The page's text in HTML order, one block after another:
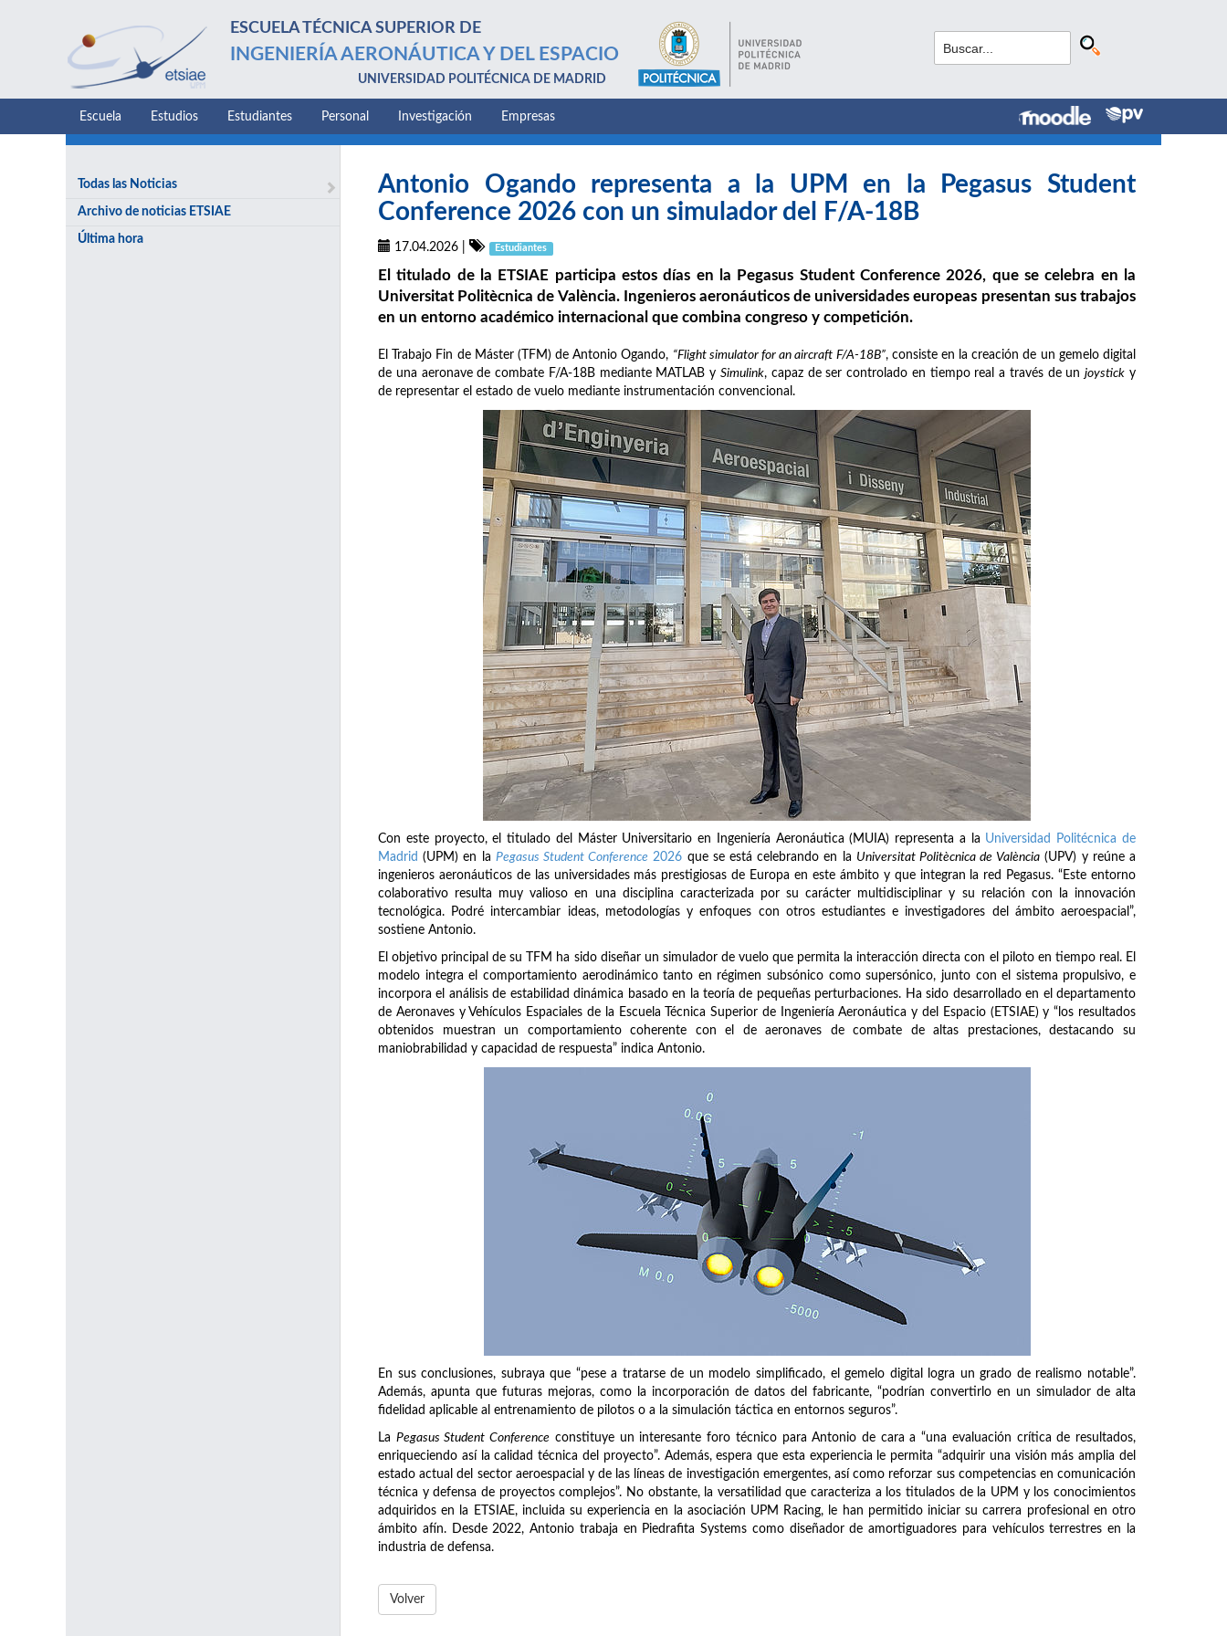
ESCUELA TÉCNICA SUPERIOR DE
INGENIERÍA AERONÁUTICA Y DEL ESPACIO
UNIVERSIDAD POLITÉCNICA DE MADRID
Escuela Estudios Estudiantes Personal Investigación Empresas
Todas las Noticias
Archivo de noticias ETSIAE
Última hora
Antonio Ogando representa a la UPM en la Pegasus Student
Conference 2026 con un simulador del F/A-18B
17.04.2026 Estudiantes
El titulado de la ETSIAE participa estos días en la Pegasus Student Conference 2026, que se celebra en la
Universitat Politècnica de València. Ingenieros aeronáuticos de universidades europeas presentan sus trabajos
en un entorno académico internacional que combina congreso y competición.
El Trabajo Fin de Máster (TFM) de Antonio Ogando, “Flight simulator for an aircraft F/A-18B”, consiste en la creación de un gemelo digital
de una aeronave de combate F/A-18B mediante MATLAB y Simulink, capaz de ser controlado en tiempo real a través de unjoystick y
de representar el estado de vuelo mediante instrumentación convencional.
Con este proyecto, el titulado del Máster Universitario en Ingeniería Aeronáutica (MUIA) representa a la Universidad Politécnica de
Madrid (UPM) en la Pegasus Student Conference 2026 que se está celebrando en la Universitat Politècnica de València (UPV) y reúne a
ingenieros aeronáuticos de las universidades más prestigiosas de Europa en este ámbito y que integran la red Pegasus. “Este entorno
colaborativo resulta muy valioso en una disciplina caracterizada por su carácter multidisciplinar y su relación con la innovación
tecnológica. Podré intercambiar ideas, metodologías y enfoques con otros estudiantes e investigadores del ámbito aeroespacial”,
sostiene Antonio.
El objetivo principal de su TFM ha sido diseñar un simulador de vuelo que permita la interacción directa con el piloto en tiempo real. El
modelo integra el comportamiento aerodinámico tanto en régimen subsónico como supersónico, junto con el sistema propulsivo, e
incorpora el análisis de estabilidad dinámica basado en la teoría de pequeñas perturbaciones. Ha sido desarrollado en el departamento
de Aeronaves y Vehículos Espaciales de la Escuela Técnica Superior de Ingeniería Aeronáutica y del Espacio (ETSIAE) y “los resultados
obtenidos muestran un comportamiento coherente con el de aeronaves de combate de altas prestaciones, destacando su
maniobrabilidad y capacidad de respuesta” indica Antonio.
En sus conclusiones, subraya que “pese a tratarse de un modelo simplificado, el gemelo digital logra un grado de realismo notable”.
Además, apunta que futuras mejoras, como la incorporación de datos del fabricante, “podrían convertirlo en un simulador de alta
fidelidad aplicable al entrenamiento de pilotos o a la simulación táctica en entornos seguros”.
La Pegasus Student Conference constituye un interesante foro técnico para Antonio de cara a “una evaluación crítica de resultados,
enriqueciendo así la calidad técnica del proyecto”. Además, espera que esta experiencia le permita “adquirir una visión más amplia del
estado actual del sector aeroespacial y de las líneas de investigación emergentes, así como reforzar sus competencias en comunicación
técnica y defensa de proyectos complejos”. No obstante, la versatilidad que caracteriza a los titulados de la UPM y los conocimientos
adquiridos en la ETSIAE, incluida su experiencia en la asociación UPM Racing, le han permitido iniciar su carrera profesional en otro
ámbito afín. Desde 2022, Antonio trabaja en Piedrafita Systems como diseñador de amortiguadores para vehículos terrestres en la
industria de defensa.
Volver